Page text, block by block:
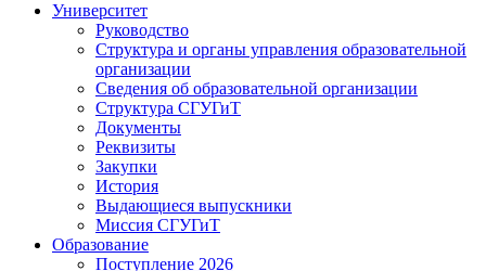
Университет
Руководство
Структура и органы управления образовательной
организации
Сведения об образовательной организации
Структура СГУГиТ
Документы
Реквизиты
Закупки
История
Выдающиеся выпускники
Миссия СГУГиТ
Образование
Поступление 2026